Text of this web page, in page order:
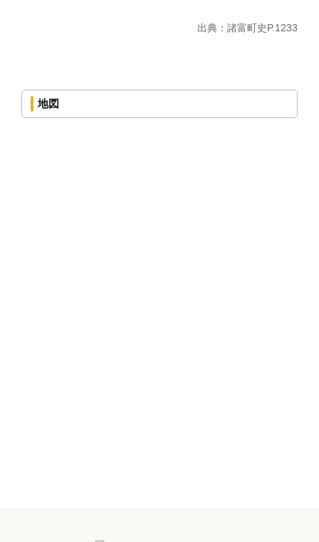
出典：諸富町史P.1233
地図